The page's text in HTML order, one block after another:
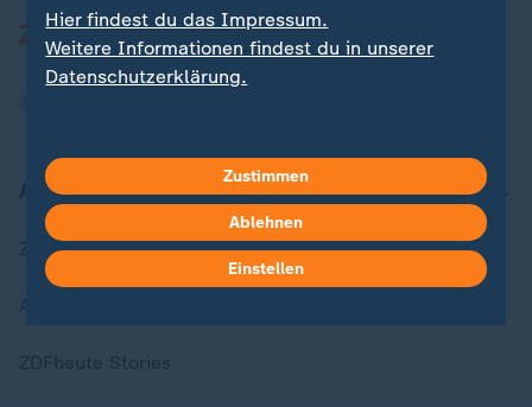
Aktuell bei ZDFheute
Zuletzt veröffentlicht
Hier findest du das Impressum.
Weitere Informationen findest du in unserer
Datenschutzerklärung.
Zustimmen
Ablehnen
Einstellen